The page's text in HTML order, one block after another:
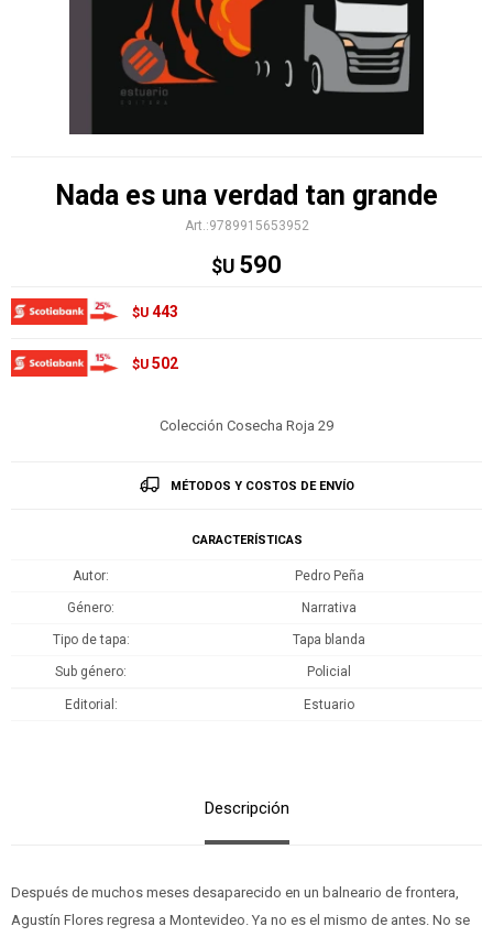
Nada es una verdad tan grande
9789915653952
$U 590
$U 443
$U 502
Colección Cosecha Roja 29
MÉTODOS Y COSTOS DE ENVÍO
CARACTERÍSTICAS
Autor Pedro Peña
Género Narrativa
Tipo de tapa Tapa blanda
Sub género Policial
Editorial Estuario
Descripción
Después de muchos meses desaparecido en un balneario de frontera,
Agustín Flores regresa a Montevideo. Ya no es el mismo de antes. No se